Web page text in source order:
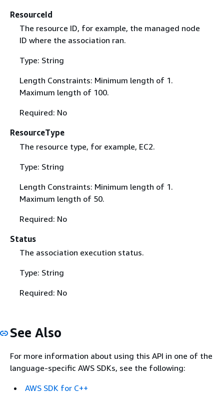
ResourceId
The resource ID, for example, the managed node
ID where the association ran.
Type: String
Length Constraints: Minimum length of 1.
Maximum length of 100.
Required: No
ResourceType
The resource type, for example, EC2.
Type: String
Length Constraints: Minimum length of 1.
Maximum length of 50.
Required: No
Status
The association execution status.
Type: String
Required: No
See Also
For more information about using this API in one of the
language-specific AWS SDKs, see the following:
AWS SDK for C++